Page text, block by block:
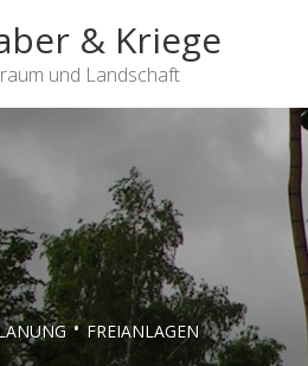
& Kriege
und Landschaft
•FREIANLAGEN